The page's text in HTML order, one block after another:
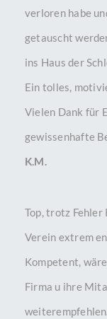
verloren habe
getauscht
ins Haus der
Ein tolles,
Vielen Dank für
gewissenhafte
K.M.
Top, trotz Fehler
Verein extrem
Kompetent,
Firma u ihre